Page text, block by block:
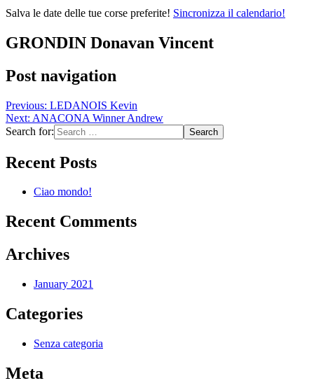
Salva le date delle tue corse preferite! Sincronizza il calendario!
GRONDIN Donavan Vincent
Post navigation
Previous: LEDANOIS Kevin
Next: ANACONA Winner Andrew
Search for:
Recent Posts
Ciao mondo!
Recent Comments
Archives
January 2021
Categories
Senza categoria
Meta